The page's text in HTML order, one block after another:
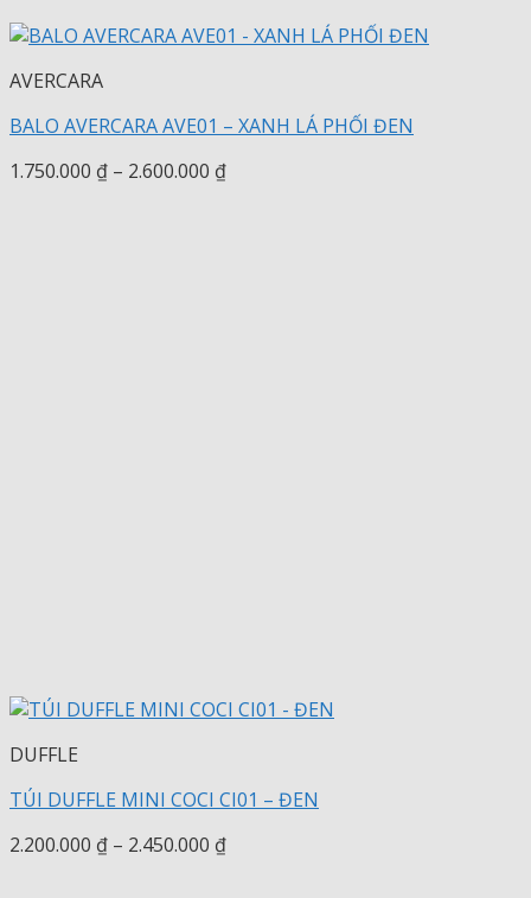
AVERCARA
BALO AVERCARA AVE01 – XANH LÁ PHỐI ĐEN
1.750.000 ₫ – 2.600.000 ₫Khoảng
DUFFLE
TÚI DUFFLE MINI COCI CI01 – ĐEN
2.200.000 ₫ – 2.450.000 ₫Khoảng